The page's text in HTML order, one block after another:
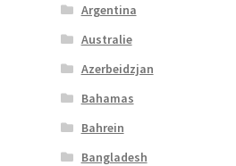
Argentina
Australie
Azerbeidzjan
Bahamas
Bahrein
Bangladesh